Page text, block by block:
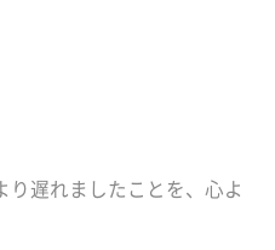
り遅れましたことを、心よ